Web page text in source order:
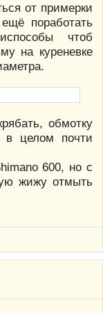
от примерки
поработать
чтоб
на куреневке
обмотку
в целом почти
600, но с
жижу отмыть